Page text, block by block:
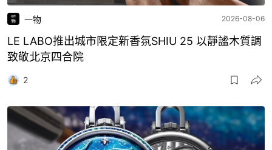
一物 2026-08-06
LE LABO推出城市限定新香氛SHIU 25 以靜謐木質調
致敬北京四合院
2